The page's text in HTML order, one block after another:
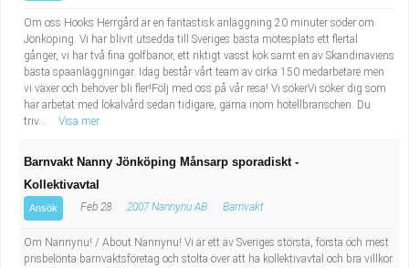
Om oss Hooks Herrgård är en fantastisk anläggning 20 minuter söder om
Jönköping. Vi har blivit utsedda till Sveriges bästa mötesplats ett flertal
gånger, vi har två fina golfbanor, ett riktigt vasst kök samt en av Skandinaviens
bästa spaanläggningar. Idag består vårt team av cirka 150 medarbetare men
vi växer och behöver bli fler!Följ med oss på vår resa! Vi sökerVi söker dig som
har arbetat med lokalvård sedan tidigare, gärna inom hotellbranschen. Du
triv...
Visa mer
Barnvakt Nanny Jönköping Månsarp sporadiskt -
Kollektivavtal
Ansök Feb 28 2007 Nannynu AB Barnvakt
Om Nannynu! / About Nannynu! Vi är ett av Sveriges största, första och mest
prisbelönta barnvaktsföretag och stolta över att ha kollektivavtal och bra villkor